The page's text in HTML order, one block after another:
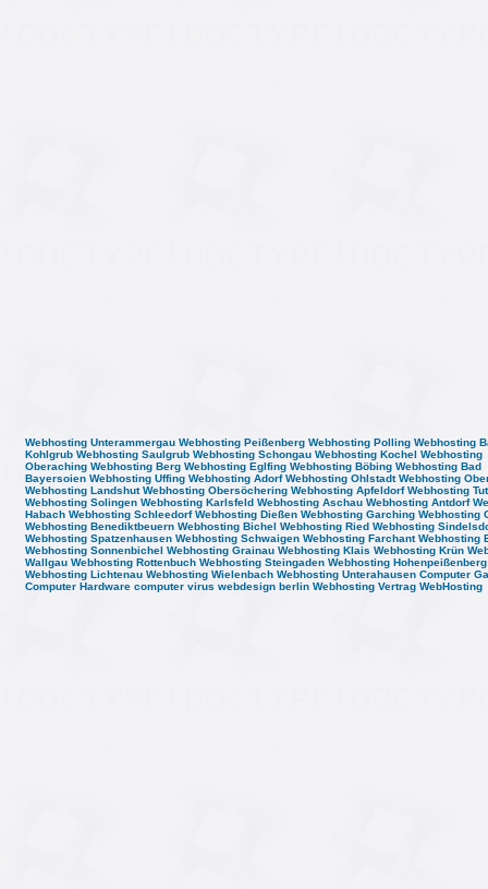
Webhosting Unterammergau Webhosting Peißenberg Webhosting Polling Webhosting
Kohlgrub Webhosting Saulgrub Webhosting Schongau Webhosting Kochel Webhosting
Oberaching Webhosting Berg Webhosting Eglfing Webhosting Böbing Webhosting Bad
Bayersoien Webhosting Uffing Webhosting Adorf Webhosting Ohlstadt Webhosting
Webhosting Landshut Webhosting Obersöchering Webhosting Apfeldorf Webhosting
Webhosting Solingen Webhosting Karlsfeld Webhosting Aschau Webhosting Antdorf
Habach Webhosting Schleedorf Webhosting Dießen Webhosting Garching Webhosting
Webhosting Benediktbeuern Webhosting Bichel Webhosting Ried Webhosting
Webhosting Spatzenhausen Webhosting Schwaigen Webhosting Farchant Webhosting
Webhosting Sonnenbichel Webhosting Grainau Webhosting Klais Webhosting Krün
Wallgau Webhosting Rottenbuch Webhosting Steingaden Webhosting Hohenpeißenberg
Webhosting Lichtenau Webhosting Wielenbach Webhosting Unterahausen Computer
Computer Hardware computer virus webdesign berlin Webhosting Vertrag WebHosting